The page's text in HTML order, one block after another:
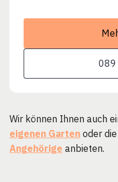
089
Wir können Ihnen auch
eigenen Garten oder die
Angehörige anbieten.